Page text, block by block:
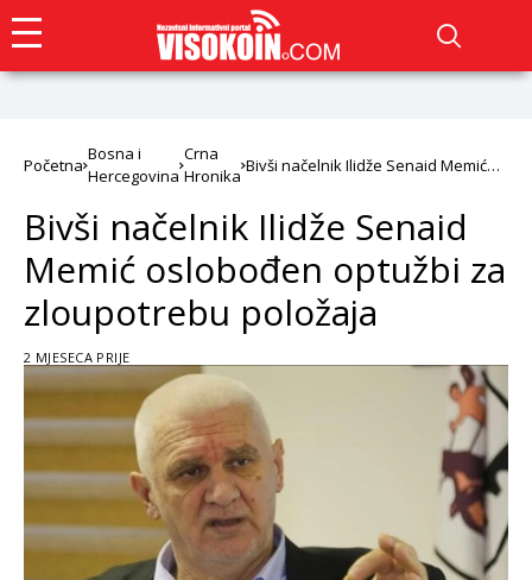
Početna
Bosna i
Hercegovina
Crna
Hronika
Bivši načelnik Ilidže Senaid Memić
položaja
Bivši načelnik Ilidže Senaid
Memić oslobođen optužbi za
zloupotrebu položaja
2 MJESECA PRIJE